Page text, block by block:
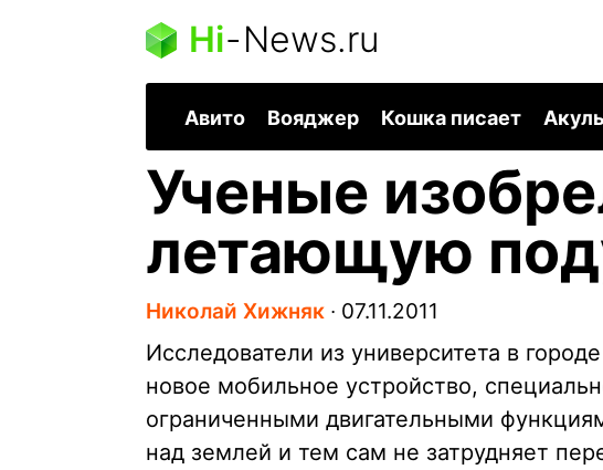
Hi-News.ru
Авито Вояджер Кошка писает
Ученые
летающую
Николай Хижняк ∙ 07.11.2011
Исследователи из университета в
новое мобильное устройство,
ограниченными двигательными
над землей и тем сам не затрудняет